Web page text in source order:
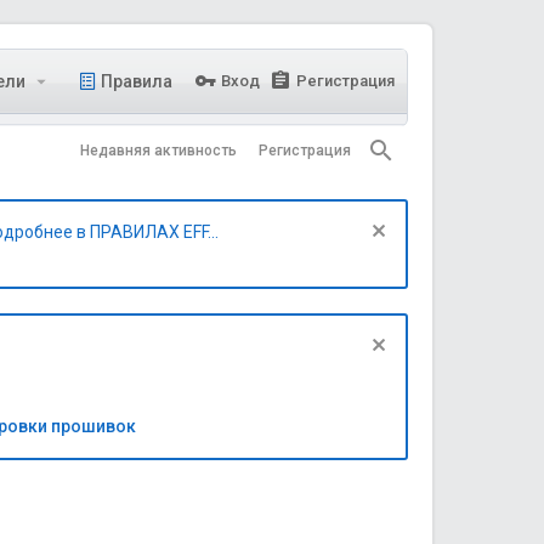
Правила Вход Регистрация
Недавняя активность Регистрация
в ПРАВИЛАХ EFF...
прошивок